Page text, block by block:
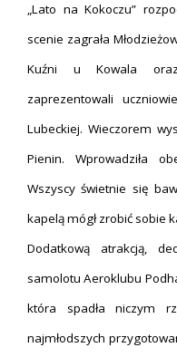
„Lato na Kokoczu”
scenie zagrała
Kuźni u Kowala
zaprezentowali
Lubeckiej. Wieczorem
Pienin. Wprowadziła
Wszyscy świetnie się
kapelą mógł zrobić sobie
Dodatkową atrakcją,
samolotu Aeroklubu
która spadła niczym
najmłodszych